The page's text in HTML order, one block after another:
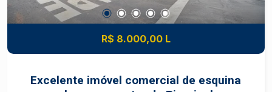
R$ 8.000,00 L
Excelente imóvel comercial de esquina